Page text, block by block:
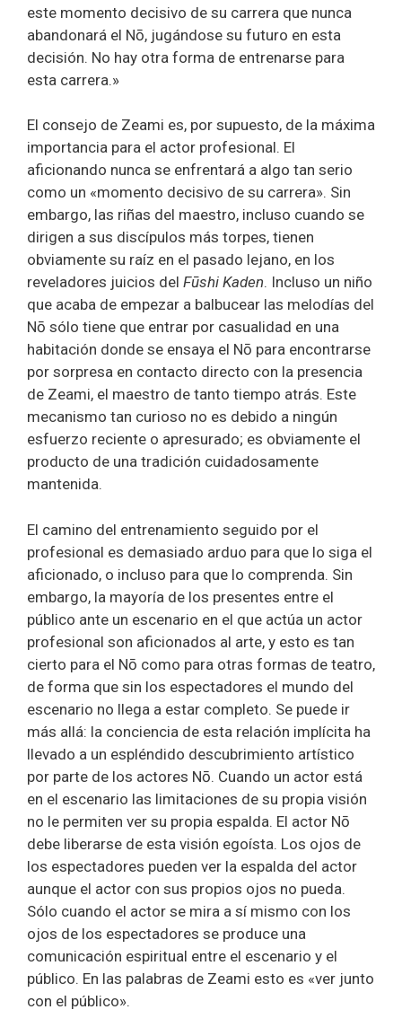
este momento decisivo de su carrera que nunca
abandonará el Nō, jugándose su futuro en esta
decisión. No hay otra forma de entrenarse para
esta carrera.»
El consejo de Zeami es, por supuesto, de la máxima
importancia para el actor profesional. El
aficionando nunca se enfrentará a algo tan serio
como un «momento decisivo de su carrera». Sin
embargo, las riñas del maestro, incluso cuando se
dirigen a sus discípulos más torpes, tienen
obviamente su raíz en el pasado lejano, en los
reveladores juicios del Fūshi Kaden. Incluso un niño
que acaba de empezar a balbucear las melodías del
Nō sólo tiene que entrar por casualidad en una
habitación donde se ensaya el Nō para encontrarse
por sorpresa en contacto directo con la presencia
de Zeami, el maestro de tanto tiempo atrás. Este
mecanismo tan curioso no es debido a ningún
esfuerzo reciente o apresurado; es obviamente el
producto de una tradición cuidadosamente
mantenida.
El camino del entrenamiento seguido por el
profesional es demasiado arduo para que lo siga el
aficionado, o incluso para que lo comprenda. Sin
embargo, la mayoría de los presentes entre el
público ante un escenario en el que actúa un actor
profesional son aficionados al arte, y esto es tan
cierto para el Nō como para otras formas de teatro,
de forma que sin los espectadores el mundo del
escenario no llega a estar completo. Se puede ir
más allá: la conciencia de esta relación implícita ha
llevado a un espléndido descubrimiento artístico
por parte de los actores Nō. Cuando un actor está
en el escenario las limitaciones de su propia visión
no le permiten ver su propia espalda. El actor Nō
debe liberarse de esta visión egoísta. Los ojos de
los espectadores pueden ver la espalda del actor
aunque el actor con sus propios ojos no pueda.
Sólo cuando el actor se mira a sí mismo con los
ojos de los espectadores se produce una
comunicación espiritual entre el escenario y el
público. En las palabras de Zeami esto es «ver junto
con el público».